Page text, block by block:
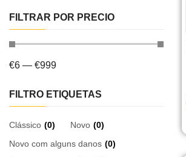
FILTRAR POR PRECIO
€6 — €999
FILTRO ETIQUETAS
Clássico (0) Novo (0)
Novo com alguns danos (0)